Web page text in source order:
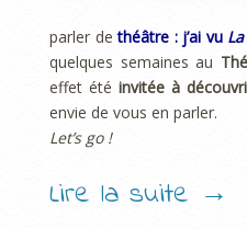
parler dethéâtre : j’ai vu
quelques semaines au
effet été invitée à
envie de vous en parler.
Let’s go !
Lire la suite →